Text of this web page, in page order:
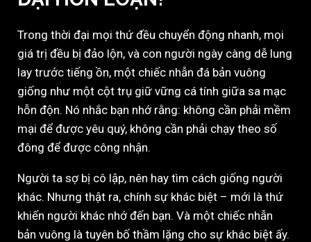
Trong thời đại mọi thứ đều chuyển động nhanh, mọi
giá trị đều bị đảo lộn, và con người ngày càng dễ lung
lay trước tiếng ồn, một chiếc nhẫn đá bản vuông
giống như một cột trụ giữ vững cá tính giữa sa mạc
hỗn độn. Nó nhắc bạn nhớ rằng: không cần phải mềm
mại để được yêu quý, không cần phải chạy theo số
đông để được công nhận.
Người ta sợ bị cô lập, nên hay tìm cách giống người
khác. Nhưng thật ra, chính sự khác biệt – mới là thứ
khiến người khác nhớ đến bạn. Và một chiếc nhẫn
bản vuông là tuyên bố thầm lặng cho sự khác biệt ấy.